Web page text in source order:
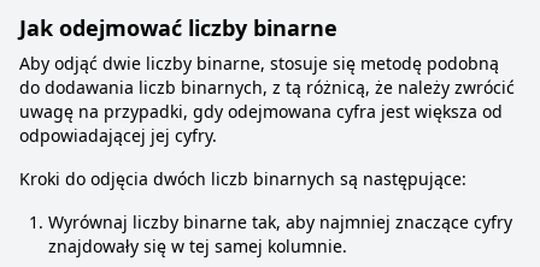
Jak odejmować liczby binarne
Aby odjąć dwie liczby binarne, stosuje się metodę podobną
do dodawania liczb binarnych, z tą różnicą, że należy zwrócić
uwagę na przypadki, gdy odejmowana cyfra jest większa od
odpowiadającej jej cyfry.
Kroki do odjęcia dwóch liczb binarnych są następujące:
Wyrównaj liczby binarne tak, aby najmniej znaczące cyfry
znajdowały się w tej samej kolumnie.